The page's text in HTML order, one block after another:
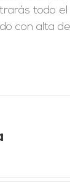
todo
con alta